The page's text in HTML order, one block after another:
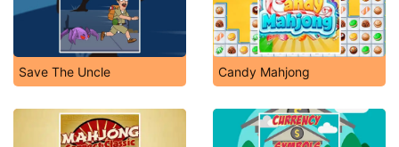
Save The Uncle Candy Mahjong